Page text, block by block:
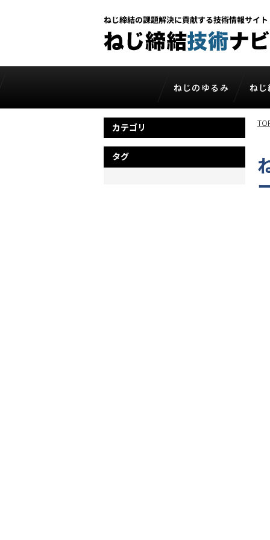
ねじ締結の課題解決に貢献する技術情報サイト
ねじのゆるみ
ねじのゆるみ
ねじのゆるみの原理
ねじのゆるみの評価
ね
ね
カテゴリ
タグ